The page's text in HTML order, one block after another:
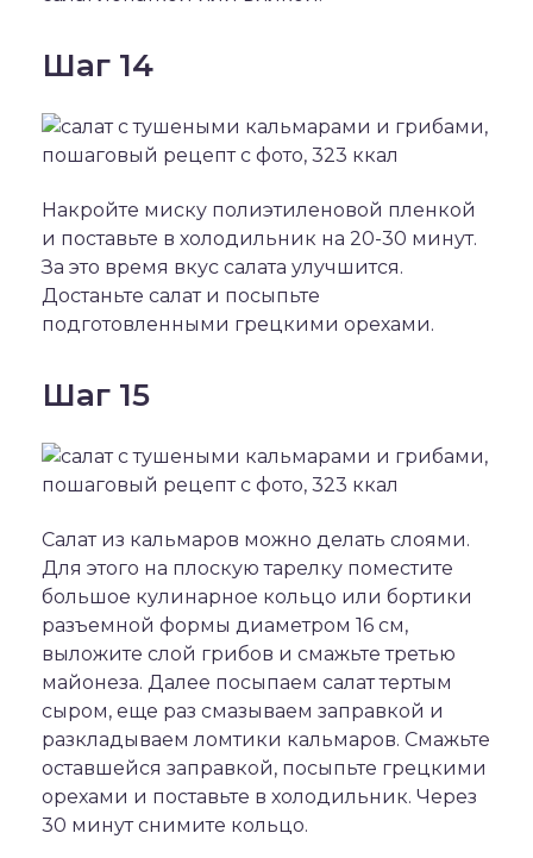
Шаг 14
Накройте миску полиэтиленовой пленкой
и поставьте в холодильник на 20-30 минут.
За это время вкус салата улучшится.
Достаньте салат и посыпьте
подготовленными грецкими орехами.
Шаг 15
Салат из кальмаров можно делать слоями.
Для этого на плоскую тарелку поместите
большое кулинарное кольцо или бортики
разъемной формы диаметром 16 см,
выложите слой грибов и смажьте третью
майонеза. Далее посыпаем салат тертым
сыром, еще раз смазываем заправкой и
разкладываем ломтики кальмаров. Смажьте
оставшейся заправкой, посыпьте грецкими
орехами и поставьте в холодильник. Через
30 минут снимите кольцо.